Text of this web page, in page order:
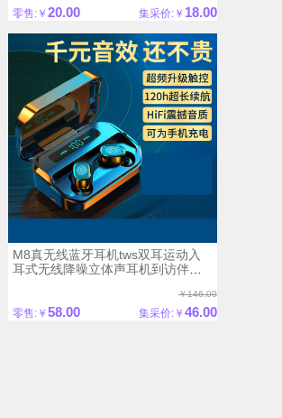
零售:￥ 20.00 集采价:￥ 18.00
M8真无线蓝牙耳机tws双耳运动入
耳式无线降噪立体声耳机到访伴手
￥146.00
零售:￥ 58.00 集采价:￥ 46.00